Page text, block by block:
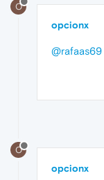
O
opcionx
@rafaas69
O
opcionx